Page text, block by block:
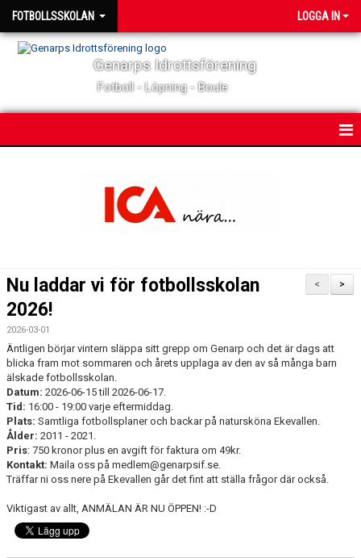
FOTBOLLSSKOLAN LOGGA IN
Genarps Idrottsförening
Fotboll - Löpning - Boule
>
<
Nu laddar vi för fotbollsskolan
2026!
2026-03-01
Äntligen börjar vintern släppa sitt grepp om Genarp och det är dags att
blicka fram mot sommaren och årets upplaga av den av så många barn
älskade fotbollsskolan.
Datum: 2026-06-15 till 2026-06-17.
Tid: 16:00 - 19:00 varje eftermiddag.
Plats: Samtliga fotbollsplaner och backar på natursköna Ekevallen.
Ålder: 2011 - 2021.
Pris: 750 kronor plus en avgift för faktura om 49kr.
Kontakt: Maila oss på medlem@genarpsif.se.
Träffar ni oss nere på Ekevallen går det fint att ställa frågor där också.
Viktigast av allt, ANMÄLAN ÄR NU ÖPPEN! :-D